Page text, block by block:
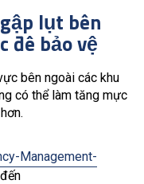
lụt bên
đê bảo vệ
bên ngoài các khu
có thể làm tăng mực
Management-
đến